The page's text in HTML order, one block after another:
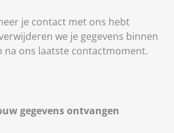
je contact met ons hebt
we je gegevens binnen
na ons laatste contactmoment.
gegevens ontvangen